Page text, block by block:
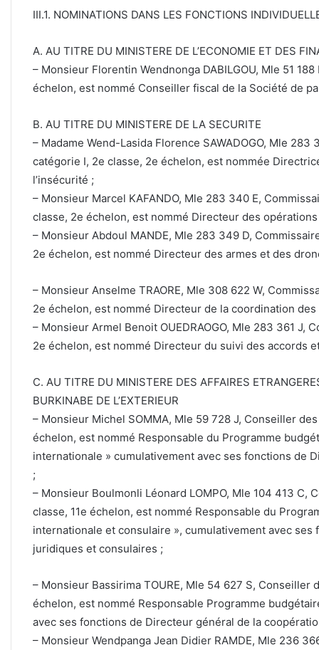
III.1. NOMINATIONS DANS LES FONCTIONS
A. AU TITRE DU MINISTERE DE L’ECONOMIE ET DES
– Monsieur Florentin Wendnonga DABILGOU, Mle 51
échelon, est nommé Conseiller fiscal de la Société de
B. AU TITRE DU MINISTERE DE LA SECURITE
– Madame Wend-Lasida Florence SAWADOGO, Mle
catégorie I, 2e classe, 2e échelon, est nommée
l’insécurité ;
– Monsieur Marcel KAFANDO, Mle 283 340 E,
classe, 2e échelon, est nommé Directeur des
– Monsieur Abdoul MANDE, Mle 283 349 D,
2e échelon, est nommé Directeur des armes et des
– Monsieur Anselme TRAORE, Mle 308 622 W,
2e échelon, est nommé Directeur de la coordination
– Monsieur Armel Benoit OUEDRAOGO, Mle 283 361 J,
2e échelon, est nommé Directeur du suivi des accords
C. AU TITRE DU MINISTERE DES AFFAIRES
BURKINABE DE L’EXTERIEUR
– Monsieur Michel SOMMA, Mle 59 728 J, Conseiller
échelon, est nommé Responsable du Programme
internationale » cumulativement avec ses fonctions de
;
– Monsieur Boulmonli Léonard LOMPO, Mle 104 413 C,
classe, 11e échelon, est nommé Responsable du
internationale et consulaire », cumulativement avec
juridiques et consulaires ;
– Monsieur Bassirima TOURE, Mle 54 627 S, Conseiller
échelon, est nommé Responsable Programme
avec ses fonctions de Directeur général de la
– Monsieur Wendpanga Jean Didier RAMDE, Mle 236